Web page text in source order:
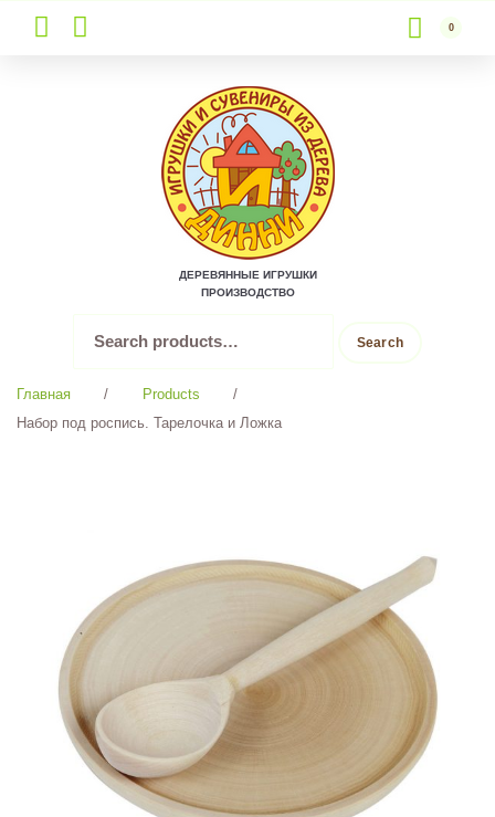
to
content
0
ДЕРЕВЯННЫЕ ИГРУШКИ
ПРОИЗВОДСТВО
for:
Search
Главная / Products
/
Набор под роспись. Тарелочка и Ложка